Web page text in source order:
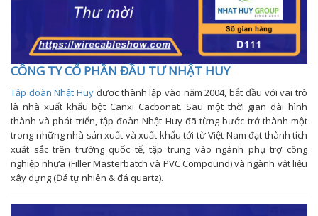
CÔNG TY CỔ PHẦN ĐẦU TƯ NHẬT HUY
Tập đoàn Nhật Huy được thành lập vào năm 2004, bắt đầu với vai trò
là nhà xuất khẩu bột Canxi Cacbonat. Sau một thời gian dài hình
thành và phát triển, tập đoàn Nhật Huy đã từng bước trở thành một
trong những nhà sản xuất và xuất khẩu tới từ Việt Nam đạt thành tích
xuất sắc trên trường quốc tế, tập trung vào ngành phụ trợ công
nghiệp nhựa (Filler Masterbatch và PVC Compound) và ngành vật liệu
xây dựng (Đá tự nhiên & đá quartz).